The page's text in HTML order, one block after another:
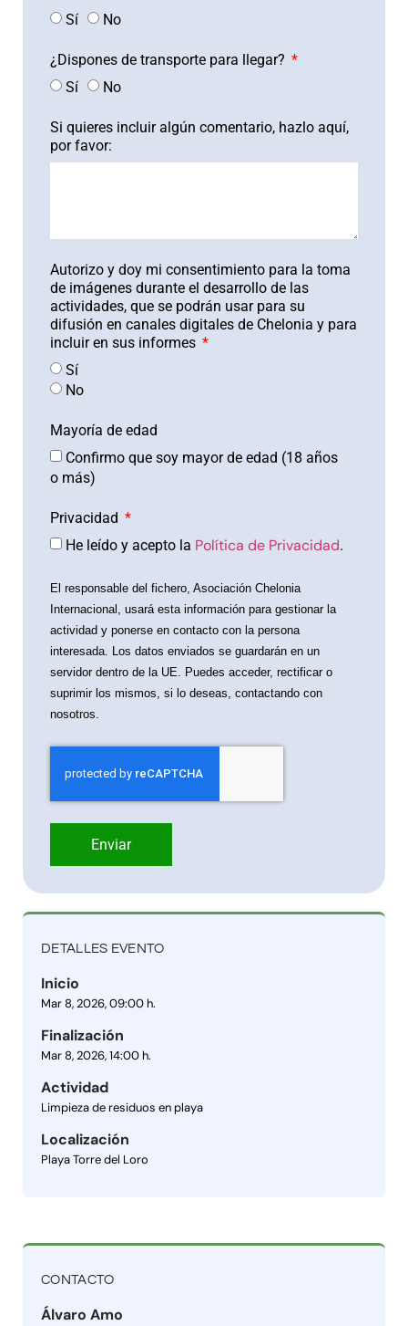
Sí
No
¿Dispones de transporte para llegar?
Sí
No
Si quieres incluir algún comentario, hazlo aquí,
por favor:
Autorizo y doy mi consentimiento para la toma
de imágenes durante el desarrollo de las
actividades, que se podrán usar para su
difusión en canales digitales de Chelonia y para
incluir en sus informes
Sí
No
Mayoría de edad
Confirmo que soy mayor de edad (18 años
o más)
Privacidad
He leído y acepto la Política de Privacidad.
El responsable del fichero, Asociación Chelonia
Internacional, usará esta información para gestionar la
actividad y ponerse en contacto con la persona
interesada. Los datos enviados se guardarán en un
servidor dentro de la UE. Puedes acceder, rectificar o
suprimir los mismos, si lo deseas, contactando con
nosotros.
Enviar
DETALLES EVENTO
Inicio
Mar 8, 2026, 09:00 h.
Finalización
Mar 8, 2026, 14:00 h.
Actividad
Limpieza de residuos en playa
Localización
Playa Torre del Loro
CONTACTO
Álvaro Amo